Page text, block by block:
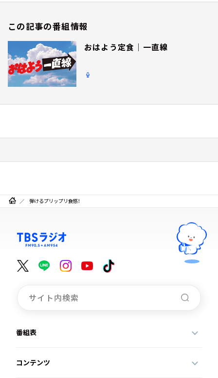
この記事の番組情報
おはよう定食｜一直線
弾けるプリップリ食感！
番組表
コンテンツ